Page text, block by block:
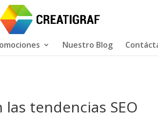
Nuestro Blog
tendencias SEO